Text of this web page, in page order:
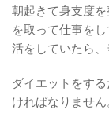
朝起きて身支度
を取って仕事を
活をしていたら、
ダイエットをす
ければなりません